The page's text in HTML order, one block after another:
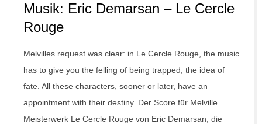
Musik: Eric Demarsan – Le Cercle
Rouge
Melvilles request was clear: in Le Cercle Rouge, the music
has to give you the felling of being trapped, the idea of
fate. All these characters, sooner or later, have an
appointment with their destiny. Der Score für Melville
Meisterwerk Le Cercle Rouge von Eric Demarsan, die